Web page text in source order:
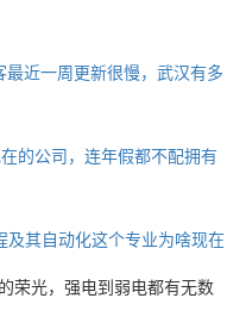
最近一周更新很慢，武汉有多
的公司，连年假都不配拥有
及其自动化这个专业为啥现在
荣光，强电到弱电都有无数